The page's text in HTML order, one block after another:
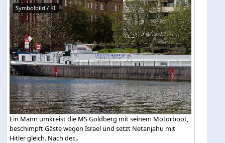
Symbolbild / KI
Ein Mann umkreist die MS Goldberg mit seinem Motorboot,
beschimpft Gäste wegen Israel und setzt Netanjahu mit
Hitler gleich. Nach der...